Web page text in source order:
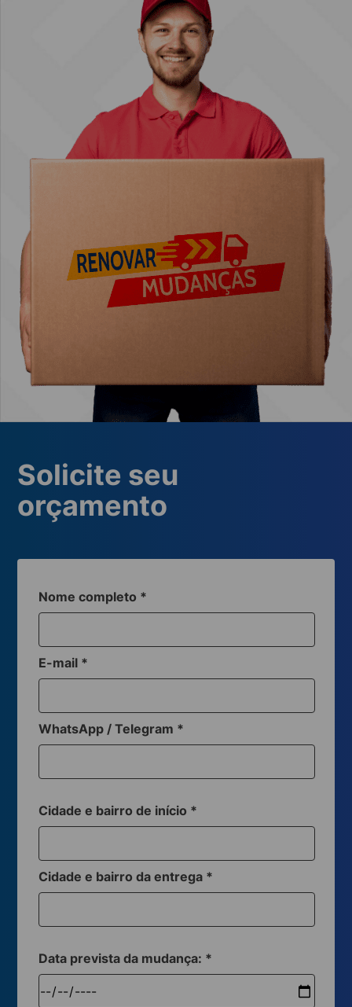
Solicite seu
orçamento
Nome completo *
E-mail *
WhatsApp / Telegram *
Cidade e bairro de início *
Cidade e bairro da entrega *
Data prevista da mudança: *